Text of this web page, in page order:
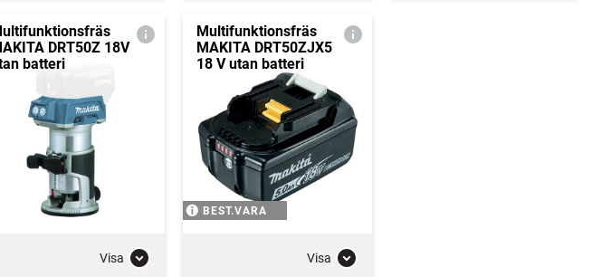
DRT50Z 18V
batteri
Visa
Multifunktionsfräs
MAKITA DRT50ZJX5
18 V utan batteri
BEST.VARA
Visa